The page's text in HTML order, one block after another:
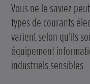
Vous ne le saviez
types de courants
varient selon qu'ils
équipement
industriels sensibles.